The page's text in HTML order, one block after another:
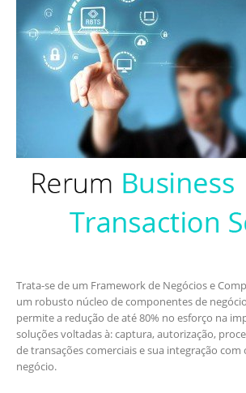
Trata-se de um Framework de Negócios e
um robusto núcleo de componentes de
permite a redução de até 80% no esforço na
soluções voltadas à: captura, autorização,
de transações comerciais e sua integração
negócio.